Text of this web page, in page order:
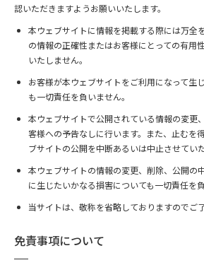
認いただきますようお願いいたします。
本ウェブサイトに情報を掲載する際には万全
の情報の正確性またはお客様にとっての有用
いたしません。
お客様が本ウェブサイトをご利用になって生
も一切責任を負いません。
本ウェブサイトで公開されている情報の変更
客様への予告なしに行います。また、止むを
ブサイトの公開を中断あるいは中止させてい
本ウェブサイトの情報の変更、削除、公開の
に生じたいかなる損害についても一切責任を負
当サイトは、敬称を省略しておりますのでご
免責事項について